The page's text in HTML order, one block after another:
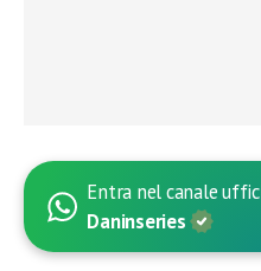
Entra nel canale
Daninseries